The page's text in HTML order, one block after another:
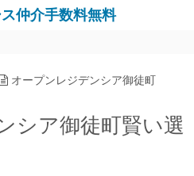
仲介手数料無料
オープンレジデンシア御徒町
シア御徒町賢い選